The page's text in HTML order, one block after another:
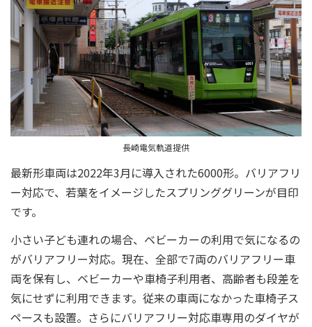
長崎電気軌道提供
最新形車両は2022年3月に導入された6000形。バリアフリ
ー対応で、若葉をイメージしたスプリンググリーンが目印
です。
小さい子ども連れの場合、ベビーカーの利用で気になるの
がバリアフリー対応。現在、全部で7両のバリアフリー車
両を保有し、ベビーカーや車椅子利用者、高齢者も段差を
気にせずに利用できます。従来の車両になかった車椅子ス
ペースも設置。さらにバリアフリー対応車専用のダイヤが